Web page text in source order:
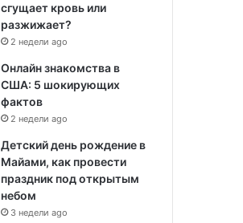
сгущает кровь или
разжижает?
2 недели ago
Онлайн знакомства в
США: 5 шокирующих
фактов
2 недели ago
Детский день рождение в
Майами, как провести
праздник под открытым
небом
3 недели ago